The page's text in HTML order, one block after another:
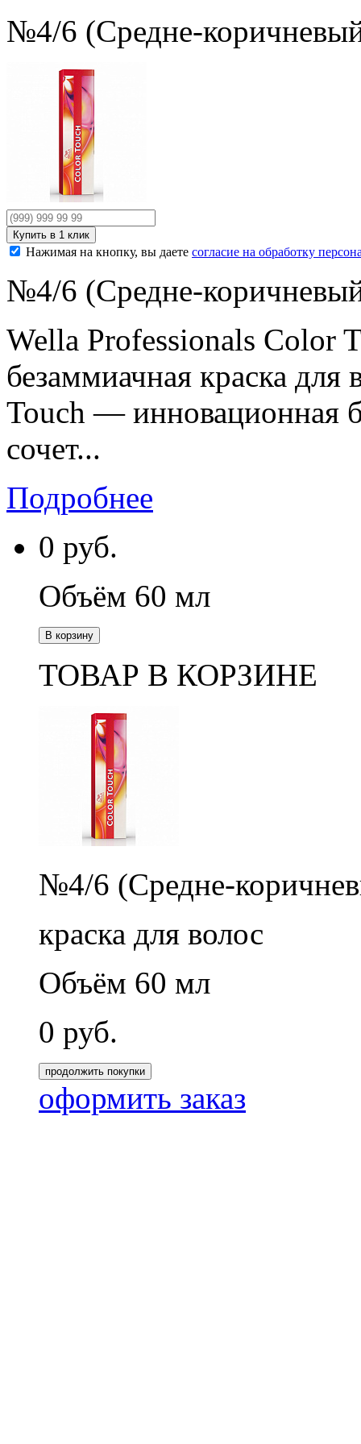
№4/6 (Средне-
Нажимая на кнопку, вы даете согласие на обработку
№4/6 (Средне-
Wella Professionals Color
безаммиачная краска
Touch — инновационная
сочет...
Подробнее
0 руб.
Объём 60 мл
В корзину
ТОВАР В КОРЗИНЕ
№4/6 (Средне-
краска для волос
Объём 60 мл
0 руб.
продолжить покупки
оформить заказ